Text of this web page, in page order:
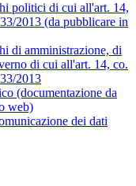
politici di cui all'art. 14,
2013 (da pubblicare in
di amministrazione, di
di cui all'art. 14, co.
2013
(documentazione da
web)
dei dati